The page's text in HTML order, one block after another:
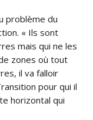
problème du
« Ils sont
mais qui ne les
zones où tout
il va falloir
pour qui il
horizontal qui